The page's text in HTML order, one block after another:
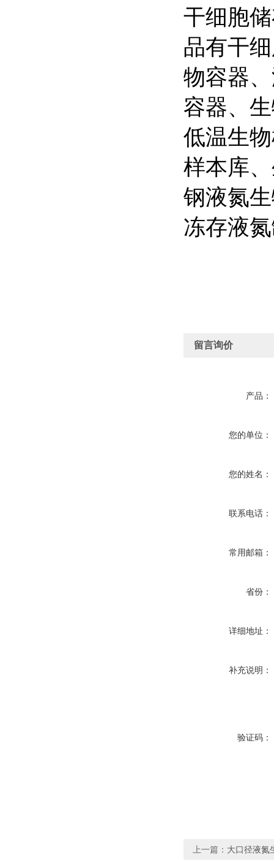
干细胞
品有干
物容器
容器、
低温生
样本库
钢液氮
冻存液
留言询价
产品：
您的单位：
您的姓名：
联系电话：
常用邮箱：
省份：
详细地址：
补充说明：
验证码：
上一篇： 大口径液氮